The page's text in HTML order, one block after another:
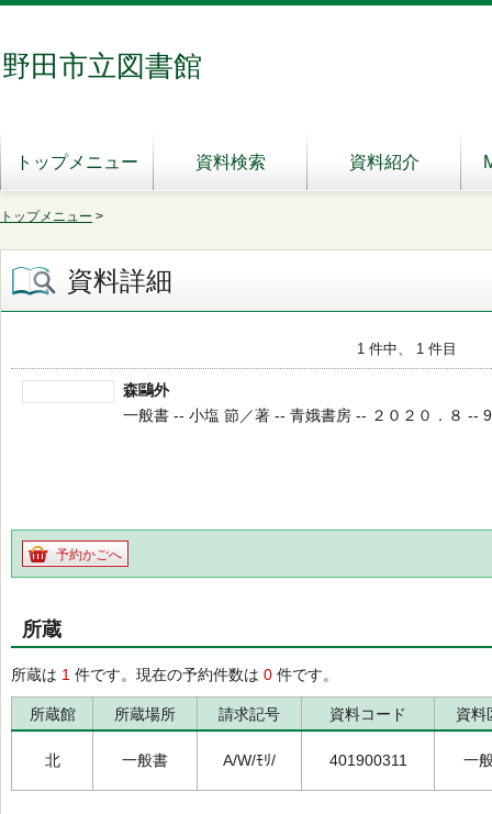
野田市立図書館
トップメニュー 資料検索 資料紹介
トップメニュー >
資料詳細
1 件中、 1 件目
森鷗外
一般書 -- 小塩 節／著 -- 青娥書房 -- ２０２０．８ --
予約かごへ
所蔵
所蔵は 1 件です。現在の予約件数は 0 件です。
所蔵館 所蔵場所 請求記号 資料コード 資料
北 一般書 A/W/ﾓﾘ/ 401900311 一